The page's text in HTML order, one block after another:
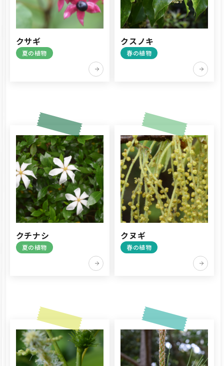
クサギ
夏の植物
クスノキ
春の植物
クチナシ
夏の植物
クヌギ
春の植物